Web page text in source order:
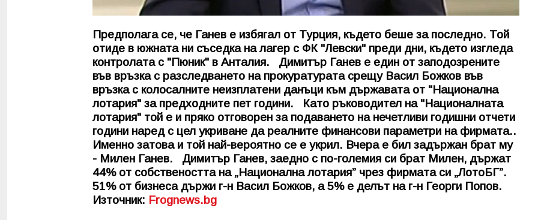
Предполага се, че Ганев е избягал от Турция, където беше за последно. Той
отиде в южната ни съседка на лагер с ФК "Левски" преди дни, където изгледа
контролата с "Пюник" в Анталия. Димитър Ганев е един от заподозрените
във връзка с разследването на прокуратурата срещу Васил Божков във
връзка с колосалните неизплатени данъци към държавата от "Национална
лотария" за предходните пет години. Като ръководител на "Националната
лотария" той е и пряко отговорен за подаването на нечетливи годишни отчети
години наред с цел укриване да реалните финансови параметри на фирмата..
Именно затова и той най-вероятно се е укрил. Вчера е бил задържан брат му
- Милен Ганев. Димитър Ганев, заедно с по-големия си брат Милен, държат
44% от собствеността на „Национална лотария” чрез фирмата си „ЛотоБГ”.
51% от бизнеса държи г-н Васил Божков, а 5% е делът на г-н Георги Попов.
Източник: Frognews.bg